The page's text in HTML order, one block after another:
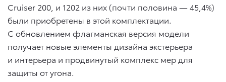
Cruiser 200, и 1202 из них (почти половина — 45,4%)
были приобретены в этой комплектации.
С обновлением флагманская версия модели
получает новые элементы дизайна экстерьера
и интерьера и продвинутый комплекс мер для
защиты от угона.